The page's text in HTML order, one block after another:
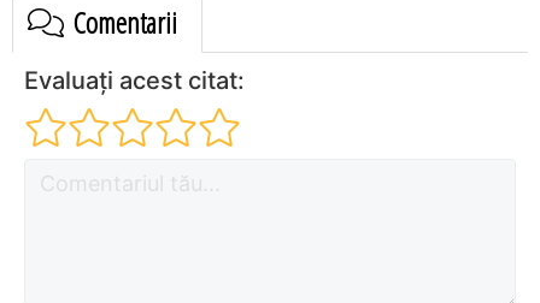
Comentarii
Evaluați acest citat: